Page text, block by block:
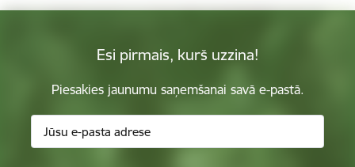
Esi pirmais, kurš uzzina!
Piesakies jaunumu saņemšanai savā e-pastā.